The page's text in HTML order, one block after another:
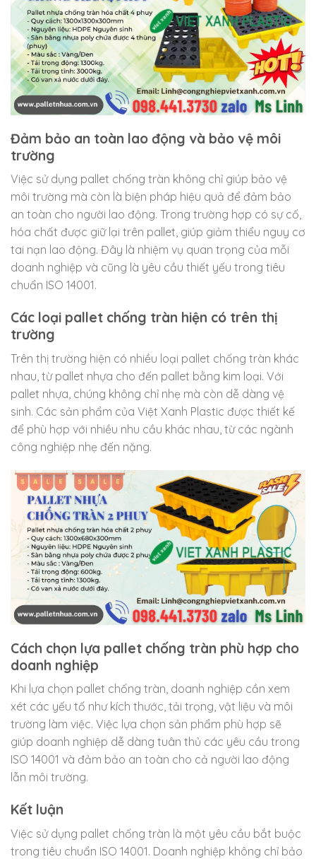
Đảm bảo an toàn lao động và bảo vệ môi
trường
Việc sử dụng pallet chống tràn không chỉ giúp bảo vệ
môi trường mà còn là biện pháp hiệu quả để đảm bảo
an toàn cho người lao động. Trong trường hợp có sự cố,
hóa chất được giữ lại trên pallet, giúp giảm thiểu nguy cơ
tai nạn lao động. Đây là nhiệm vụ quan trọng của mỗi
doanh nghiệp và cũng là yêu cầu thiết yếu trong tiêu
chuẩn ISO 14001.
Các loại pallet chống tràn hiện có trên thị
trường
Trên thị trường hiện có nhiều loại pallet chống tràn khác
nhau, từ pallet nhựa cho đến pallet bằng kim loại. Với
pallet nhựa, chúng không chỉ nhẹ mà còn dễ dàng vệ
sinh. Các sản phẩm của Việt Xanh Plastic được thiết kế
để phù hợp với nhiều nhu cầu khác nhau, từ các ngành
công nghiệp nhẹ đến nặng.
Cách chọn lựa pallet chống tràn phù hợp cho
doanh nghiệp
Khi lựa chọn pallet chống tràn, doanh nghiệp cần xem
xét các yếu tố như kích thước, tải trọng, vật liệu và môi
trường làm việc. Việc lựa chọn sản phẩm phù hợp sẽ
giúp doanh nghiệp dễ dàng tuân thủ các yêu cầu trong
ISO 14001 và đảm bảo an toàn cho cả người lao động
lẫn môi trường.
Kết luận
Việc sử dụng pallet chống tràn là một yêu cầu bắt buộc
trong tiêu chuẩn ISO 14001. Doanh nghiệp không chỉ bảo